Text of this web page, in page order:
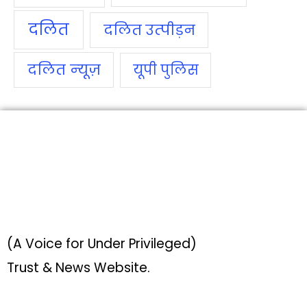
दलित दलित उत्‍पीड़न
दलित न्‍यूज़ यूपी पुलिस
(A Voice for Under Privileged)
Trust & News Website.